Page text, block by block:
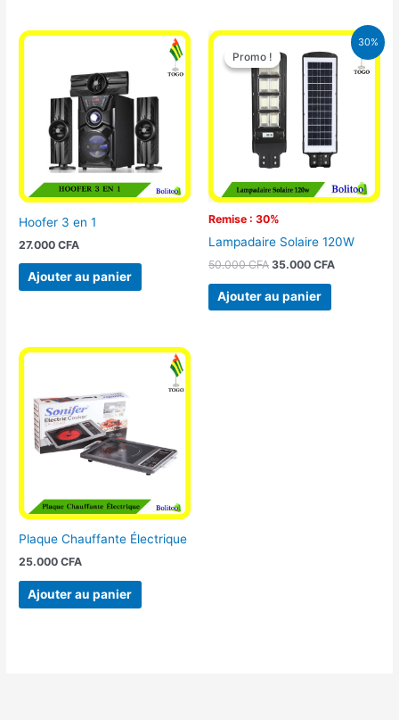
Hoofer 3 en 1
27.000CFA
Ajouter au panier
30%
Promo !
Remise : 30%
Promo !
Lampadaire Solaire 120W
50.000CFA
Le
prix
initial
était :
50.000 CFA.
35.000 CFA
Le
prix
actuel
est :
35.000
Ajouter au panier
Plaque Chauffante Électrique
25.000CFA
Ajouter au panier